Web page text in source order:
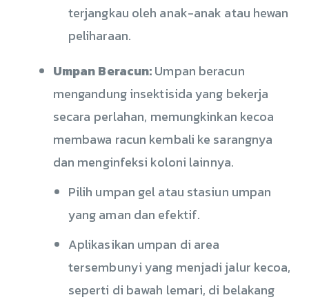
terjangkau oleh anak-anak atau hewan
peliharaan.
Umpan Beracun:Umpan beracun
mengandung insektisida yang bekerja
secara perlahan, memungkinkan kecoa
membawa racun kembali ke sarangnya
dan menginfeksi koloni lainnya.
Pilih umpan gel atau stasiun umpan
yang aman dan efektif.
Aplikasikan umpan di area
tersembunyi yang menjadi jalur kecoa,
seperti di bawah lemari, di belakang